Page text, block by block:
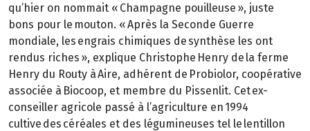
qu’hier on nommait « Champagne pouilleuse », juste
bons pour le mouton. « Après la Seconde Guerre
mondiale, les engrais chimiques de synthèse les ont
rendus riches », explique Christophe Henry de la ferme
Henry du Routy à Aire, adhérent de Probiolor, coopérative
associée à Biocoop, et membre du Pissenlit. Cet ex-
conseiller agricole passé à l’agriculture en 1994
cultive des céréales et des légumineuses tel le lentillon